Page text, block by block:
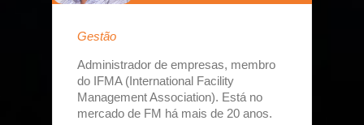
Gestão
Administrador de empresas, membro
do IFMA (International Facility
Management Association). Está no
mercado de FM há mais de 20 anos.